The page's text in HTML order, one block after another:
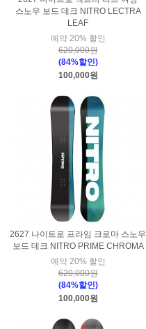
스노우 보드 데크 NITRO LECTRA
LEAF
예약 20% 할인
620,000원
(84%할인)
100,000원
2627 나이트로 프라임 크로마 스노우
보드 데크 NITRO PRIME CHROMA
예약 20% 할인
620,000원
(84%할인)
100,000원